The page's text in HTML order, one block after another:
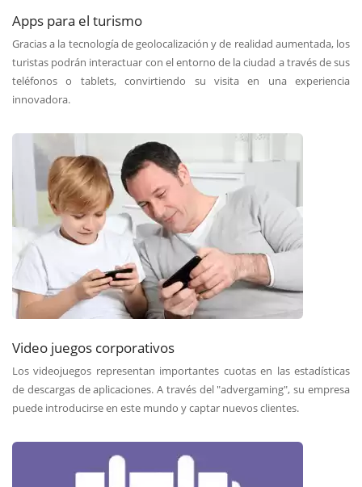
Apps para el turismo
Gracias a la tecnología de geolocalización y de realidad aumentada, los
turistas podrán interactuar con el entorno de la ciudad a través de sus
teléfonos o tablets, convirtiendo su visita en una experiencia
innovadora.
Video juegos corporativos
Los videojuegos representan importantes cuotas en las estadísticas
de descargas de aplicaciones. A través del "advergaming", su empresa
puede introducirse en este mundo y captar nuevos clientes.